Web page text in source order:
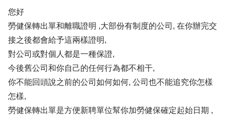
您好
勞健保轉出單和離職證明 ,大部份有制度的公司, 在你辦完交
接之後都會給予這兩樣證明,
對公司或對個人都是一種保證,
今後舊公司和你自己的任何行為都不相干,
你不能回頭說之前的公司如何如何, 公司也不能追究你怎樣
怎樣,
勞健保轉出單是方便新聘單位幫你加勞健保確定起始日期 ,